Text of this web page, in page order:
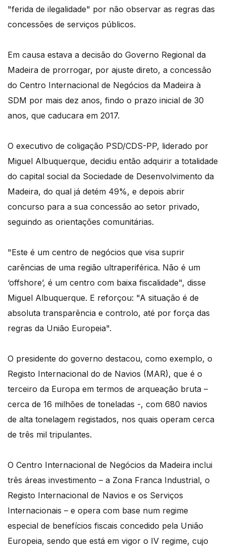
"ferida de ilegalidade" por não observar as regras das
concessões de serviços públicos.
Em causa estava a decisão do Governo Regional da
Madeira de prorrogar, por ajuste direto, a concessão
do Centro Internacional de Negócios da Madeira à
SDM por mais dez anos, findo o prazo inicial de 30
anos, que caducara em 2017.
O executivo de coligação PSD/CDS-PP, liderado por
Miguel Albuquerque, decidiu então adquirir a totalidade
do capital social da Sociedade de Desenvolvimento da
Madeira, do qual já detém 49%, e depois abrir
concurso para a sua concessão ao setor privado,
seguindo as orientações comunitárias.
"Este é um centro de negócios que visa suprir
carências de uma região ultraperiférica. Não é um
‘offshore’, é um centro com baixa fiscalidade", disse
Miguel Albuquerque. E reforçou: "A situação é de
absoluta transparência e controlo, até por força das
regras da União Europeia".
O presidente do governo destacou, como exemplo, o
Registo Internacional do de Navios (MAR), que é o
terceiro da Europa em termos de arqueação bruta –
cerca de 16 milhões de toneladas -, com 680 navios
de alta tonelagem registados, nos quais operam cerca
de três mil tripulantes.
O Centro Internacional de Negócios da Madeira inclui
três áreas investimento – a Zona Franca Industrial, o
Registo Internacional de Navios e os Serviços
Internacionais – e opera com base num regime
especial de benefícios fiscais concedido pela União
Europeia, sendo que está em vigor o IV regime, cujo